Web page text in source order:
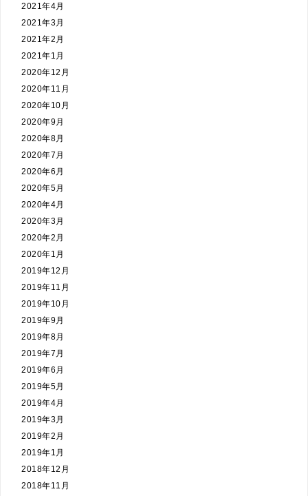
2021年4月
2021年3月
2021年2月
2021年1月
2020年12月
2020年11月
2020年10月
2020年9月
2020年8月
2020年7月
2020年6月
2020年5月
2020年4月
2020年3月
2020年2月
2020年1月
2019年12月
2019年11月
2019年10月
2019年9月
2019年8月
2019年7月
2019年6月
2019年5月
2019年4月
2019年3月
2019年2月
2019年1月
2018年12月
2018年11月